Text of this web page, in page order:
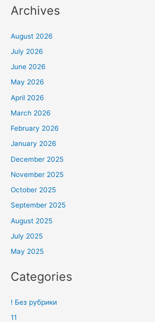
Archives
August 2026
July 2026
June 2026
May 2026
April 2026
March 2026
February 2026
January 2026
December 2025
November 2025
October 2025
September 2025
August 2025
July 2025
May 2025
Categories
! Без рубрики
11